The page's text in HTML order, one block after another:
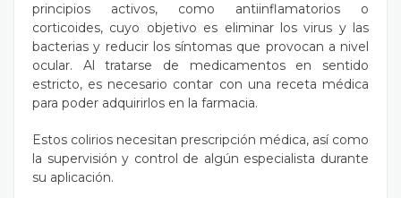
principios activos, como antiinflamatorios o
corticoides, cuyo objetivo es eliminar los virus y las
bacterias y reducir los síntomas que provocan a nivel
ocular. Al tratarse de medicamentos en sentido
estricto, es necesario contar con una receta médica
para poder adquirirlos en la farmacia.
Estos colirios necesitan prescripción médica, así como
la supervisión y control de algún especialista durante
su aplicación.